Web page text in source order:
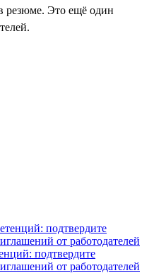
резюме. Это ещё один
подтвердите
от работодателей